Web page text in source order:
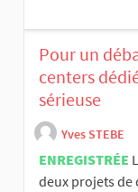
Pour un
centers
sérieuse
Yves STEBE
ENREGISTRÉE
deux projets de